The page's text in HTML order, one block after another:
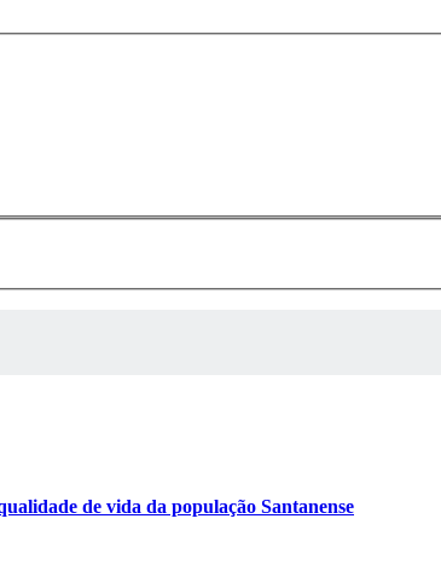
de vida da população Santanense